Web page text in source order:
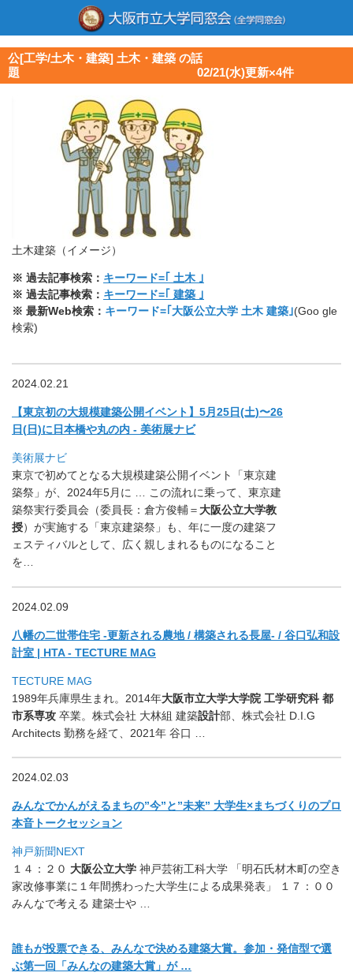
公[工学/土木・建築] 土木・建築 の話
題 02/21(水)更新×4件
土木建築（イメージ）
※ 過去記事検索： キーワード=｢ 土木 ｣
※ 過去記事検索： キーワード=｢ 建築 ｣
※ 最新Web検索： キーワード=｢大阪公立大学 土木 建築｣(Goo gle
検索)
2024.02.21
【東京初の大規模建築公開イベント】5月25日(土)〜26
日(日)に日本橋や丸の内 - 美術展ナビ
美術展ナビ
東京で初めてとなる大規模建築公開イベント「東京建
築祭」が、 2024年5月に … この流れに乗って、東京建
築祭実行委員会（委員長：倉方俊輔＝ 大阪公立大学教
授）が実施する「東京建築祭」も、年に一度の建築フ
ェスティバルとして、広く親しまれるものになること
を…
2024.02.09
八幡の二世帯住宅 -更新される農地 / 構築される長屋- / 谷口弘和設
計室 | HTA - TECTURE MAG
TECTURE MAG
1989年兵庫県生まれ。2014年大阪市立大学大学院 工学研究科 都
市系専攻 卒業。株式会社 大林組 建築設計部、株式会社 D.I.G
Architects 勤務を経て、2021年 谷口 …
2024.02.03
みんなでかんがえるまちの”今”と”未来” 大学生×まちづくりのプロ
本音トークセッション
神戸新聞NEXT
１４：２０ 大阪公立大学 神戸芸術工科大学 「明石氏材木町の空き
家改修事業に１年間携わった大学生による成果発表」 １７：００
みんなで考える 建築士や …
誰もが投票できる、みんなで決める建築大賞。参加・ 発信型で選
ぶ第一回「みんなの建築大賞」が …